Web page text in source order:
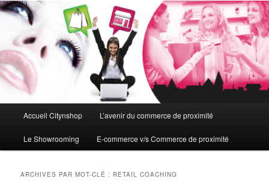
principal
Accueil Citynshop L’avenir du commerce de proximité
Le Showrooming E-commerce v/s Commerce de proximité
ARCHIVES PAR MOT-CLÉ : RETAIL COACHING